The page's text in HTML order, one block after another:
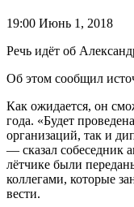
19:00 Июнь 1, 2018
Речь идёт об
Об этом сообщил
Как ожидается, он
года. «Будет
организаций, так и
— сказал собеседник
лётчике были
коллегами, которые
вести.